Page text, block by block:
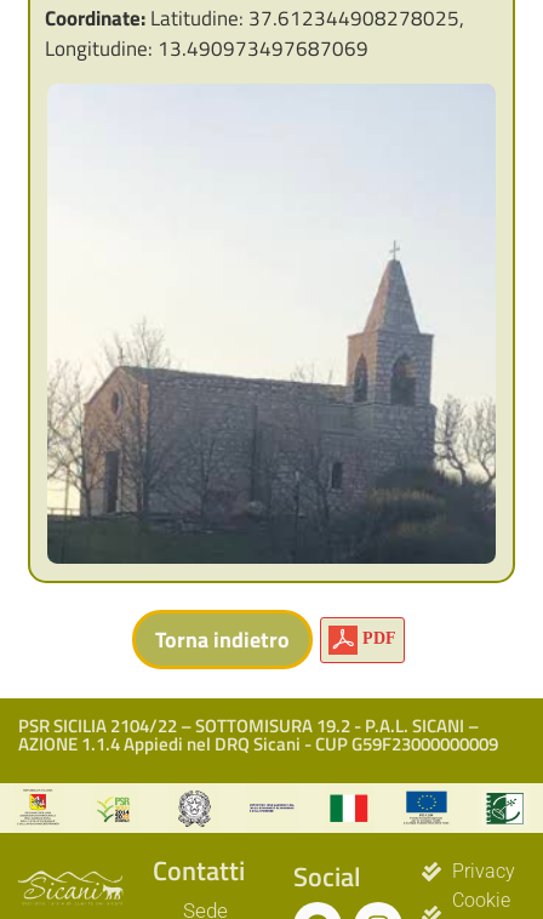
Coordinate:Latitudine: 37.612344908278025,
Longitudine: 13.490973497687069
PDF
PSR SICILIA 2104/22 – SOTTOMISURA 19.2 - P.A.L. SICANI –
AZIONE 1.1.4 Appiedi nel DRQ Sicani - CUP G59F23000000009
Contatti
Sede
Social
Privacy
Cookie